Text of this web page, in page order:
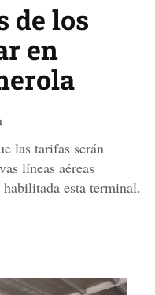
de los
en
las tarifas serán
líneas aéreas
esta terminal.